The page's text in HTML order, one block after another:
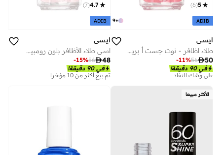
+
9
5
(
6
)
ADIB
ايسي
طلاء اظافر - نوت جست أً بريتي فيس
50
56
-11%
في 90 دقيقة!
على وشك النفاد
4.7
(
7
)
ADIB
ايسي
اسي طلاء الأظافر بلون رومبير روم 13.5 مل
48
56
-15%
في 90 دقيقة!
تم بيع أكثر من 10 مؤخرا
الأكثر مبيعا